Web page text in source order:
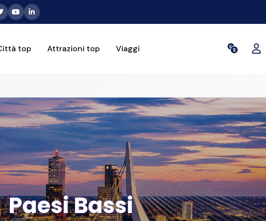
top Attrazioni top Viaggi
Paesi Bassi